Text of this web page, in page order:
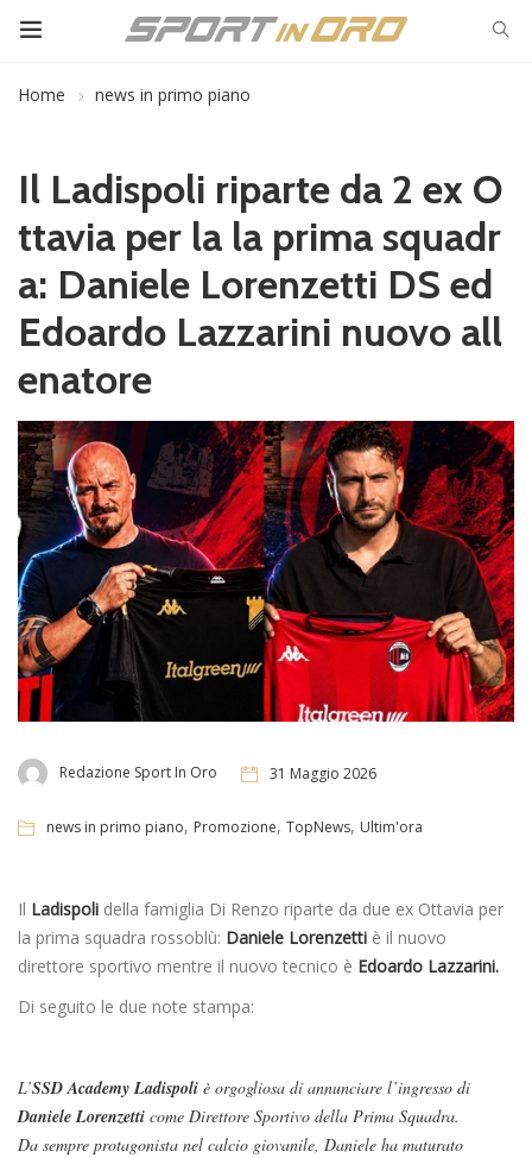
Home news in primo piano
Il Ladispoli riparte da 2 ex O
ttavia per la la prima squadr
a: Daniele Lorenzetti DS ed
Edoardo Lazzarini nuovo all
enatore
Redazione Sport In Oro 31 Maggio 2026
news in primo piano, Promozione, TopNews, Ultim'ora
Il Ladispoli della famiglia Di Renzo riparte da due ex Ottavia per
la prima squadra rossoblù: Daniele Lorenzetti è il nuovo
direttore sportivo mentre il nuovo tecnico è Edoardo Lazzarini.
Di seguito le due note stampa:
L’SSD Academy Ladispoli è orgogliosa di annunciare l’ingresso di
Daniele Lorenzetti come Direttore Sportivo della Prima Squadra.
Da sempre protagonista nel calcio giovanile, Daniele ha maturato